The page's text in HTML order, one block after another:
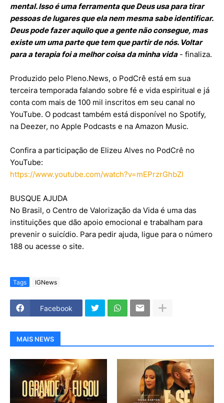
mental. Isso é uma ferramenta que Deus usa para tirar
pessoas de lugares que ela nem mesma sabe identificar.
Deus pode fazer aquilo que a gente não consegue, mas
existe um uma parte que tem que partir de nós. Voltar
para a terapia foi a melhor coisa da minha vida- finaliza.
Produzido pelo Pleno.News, o PodCrê está em sua
terceira temporada falando sobre fé e vida espiritual e já
conta com mais de 100 mil inscritos em seu canal no
YouTube. O podcast também está disponível no Spotify,
na Deezer, no Apple Podcasts e na Amazon Music.
Confira a participação de Elizeu Alves no PodCrê no
YouTube:
https://www.youtube.com/watch?v=mEPrzrGhbZI
BUSQUE AJUDA
No Brasil, o Centro de Valorização da Vida é uma das
instituições que dão apoio emocional e trabalham para
prevenir o suicídio. Para pedir ajuda, ligue para o número
188 ou acesse o site.
Tags IGNews
Facebook
MAIS NEWS